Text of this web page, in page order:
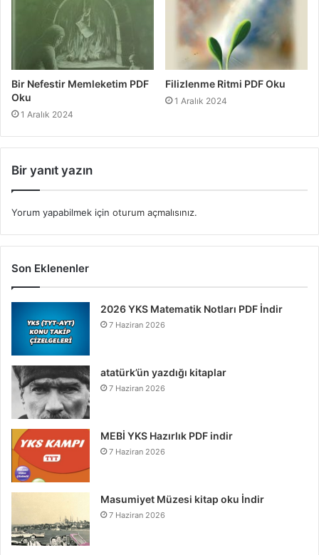
Bir Nefestir Memleketim PDF
Oku
1 Aralık 2024
Filizlenme Ritmi PDF Oku
1 Aralık 2024
Bir yanıt yazın
Yorum yapabilmek için oturum açmalısınız.
Son Eklenenler
2026 YKS Matematik Notları PDF İndir
7 Haziran 2026
atatürk’ün yazdığı kitaplar
7 Haziran 2026
MEBİ YKS Hazırlık PDF indir
7 Haziran 2026
Masumiyet Müzesi kitap oku İndir
7 Haziran 2026